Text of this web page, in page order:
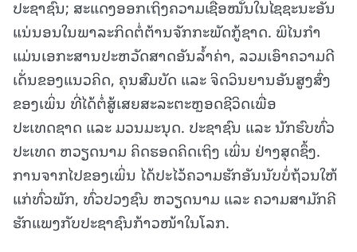
ປະຊາຊົນ; ສະແດງອອກເຖິງຄວາມເຊື່ອໝັ້ນໃນໄຊຊະນະອັນ
ແນ່ນອນໃນພາລະກິດຕໍ່ຕ້ານຈັກກະພັດກູ້ຊາດ. ພິໄນກຳ
ແມ່ນເອກະສານປະຫວັດສາດອັນລໍ້າຄ່າ, ລວມເອົາຄວາມດີ
ເດັ່ນຂອງແນວຄິດ, ຄຸນສົມບັດ ແລະ ຈິດວິນຍານອັນສູງສົ່ງ
ຂອງເພິ່ນ ທີ່ໄດ້ຕໍ່ສູ້ເສຍສະລະຕະຫຼອດຊີວິດເພື່ອ
ປະເທດຊາດ ແລະ ມວນມະນຸດ. ປະຊາຊົນ ແລະ ນັກຮົບທົ່ວ
ປະເທດ ຫວຽດນາມ ຄິດຮອດຄິດເຖິງ ເພິ່ນ ຢ່າງສຸດຊຶ້ງ.
ການຈາກໄປຂອງເພິ່ນ ໄດ້ປະໄວ້ຄວາມຮັກອັນນັບບໍ່ຖ້ວນໃຫ້
ແກ່ທົ່ວພັກ, ທົ່ວປວງຊົນ ຫວຽດນາມ ແລະ ຄວາມສາມັກຄີ
ຮັກແພງກັບປະຊາຊົນກ້າວໜ້າໃນໂລກ.